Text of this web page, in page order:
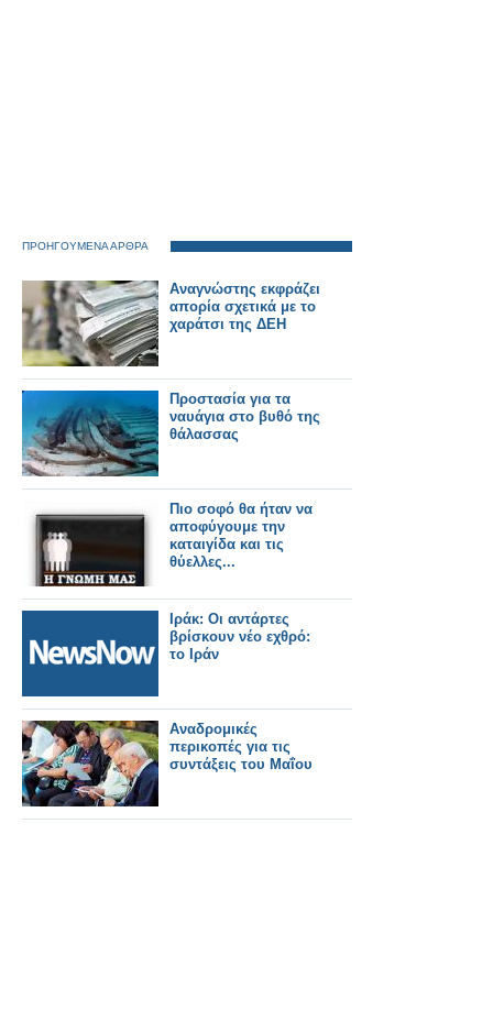
ΠΡΟΗΓΟΥΜΕΝΑ ΑΡΘΡΑ
Αναγνώστης εκφράζει
απορία σχετικά με το
χαράτσι της ΔΕΗ
Προστασία για τα
ναυάγια στο βυθό της
θάλασσας
Πιο σοφό θα ήταν να
αποφύγουμε την
καταιγίδα και τις
θύελλες...
Ιράκ: Οι αντάρτες
βρίσκουν νέο εχθρό:
το Ιράν
Αναδρομικές
περικοπές για τις
συντάξεις του Μαΐου